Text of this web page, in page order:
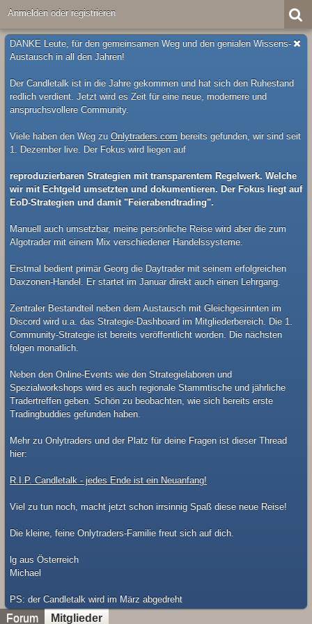
Anmelden oder registrieren
DANKE Leute, für den gemeinsamen Weg und den genialen Wissens-
Austausch in all den Jahren!
Der Candletalk ist in die Jahre gekommen und hat sich den Ruhestand
redlich verdient. Jetzt wird es Zeit für eine neue, modernere und
anspruchsvollere Community.
Viele haben den Weg zu Onlytraders.com bereits gefunden, wir sind seit
1. Dezember live. Der Fokus wird liegen auf
reproduzierbaren Strategien mit transparentem Regelwerk. Welche
wir mit Echtgeld umsetzten und dokumentieren. Der Fokus liegt auf
EoD-Strategien und damit "Feierabendtrading".
Manuell auch umsetzbar, meine persönliche Reise wird aber die zum
Algotrader mit einem Mix verschiedener Handelssysteme.
Erstmal bedient primär Georg die Daytrader mit seinem erfolgreichen
Daxzonen-Handel. Er startet im Januar direkt auch einen Lehrgang.
Zentraler Bestandteil neben dem Austausch mit Gleichgesinnten im
Discord wird u.a. das Strategie-Dashboard im Mitgliederbereich. Die 1.
Community-Strategie ist bereits veröffentlicht worden. Die nächsten
folgen monatlich.
Neben den Online-Events wie den Strategielaboren und
Spezialworkshops wird es auch regionale Stammtische und jährliche
Tradertreffen geben. Schön zu beobachten, wie sich bereits erste
Tradingbuddies gefunden haben.
Mehr zu Onlytraders und der Platz für deine Fragen ist dieser Thread
hier:
R.I.P. Candletalk - jedes Ende ist ein Neuanfang!
Viel zu tun noch, macht jetzt schon irrsinnig Spaß diese neue Reise!
Die kleine, feine Onlytraders-Familie freut sich auf dich.
lg aus Österreich
Michael
​PS: der Candletalk wird im März abgedreht
Forum Mitglieder